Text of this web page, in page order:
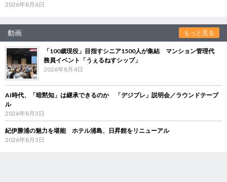
2026年8月6日
動画 もっと見る
「100歳現役」目指すシニア1500人が集結 マンション管理代
務員イベント「うぇるねすシップ」
2026年8月4日
AI時代、「暗黙知」は継承できるのか 「デジブレ」説明会／ラウンドテーブ
ル
2026年8月3日
紀伊勝浦の魅力を堪能 ホテル浦島、日昇館をリニューアル
2026年8月3日